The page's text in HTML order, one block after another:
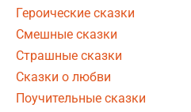
Героические сказки
Смешные сказки
Страшные сказки
Сказки о любви
Поучительные сказки